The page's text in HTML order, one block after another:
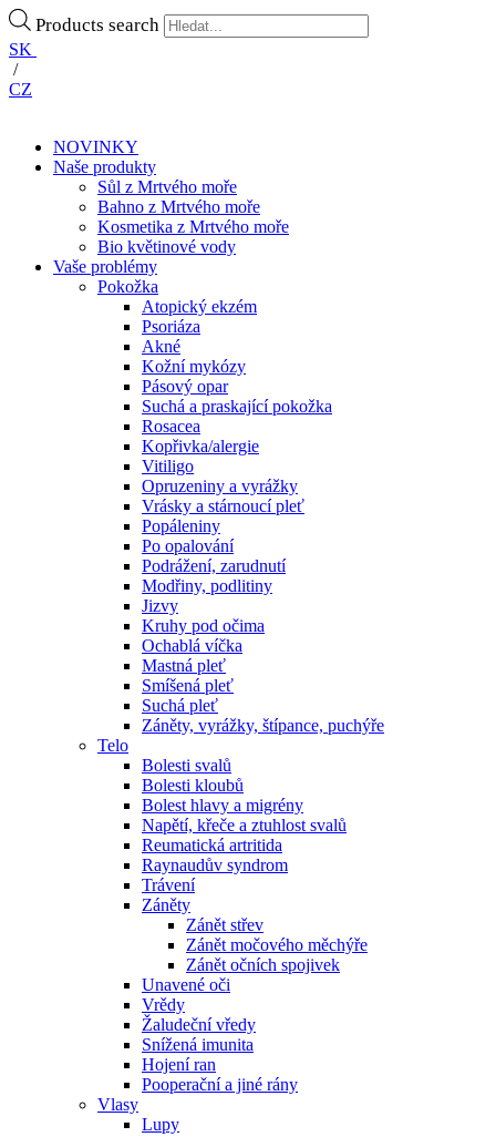
Products search
SK
/
CZ
NOVINKY
Naše produkty
Sůl z Mrtvého moře
Bahno z Mrtvého moře
Kosmetika z Mrtvého moře
Bio květinové vody
Vaše problémy
Pokožka
Atopický ekzém
Psoriáza
Akné
Kožní mykózy
Pásový opar
Suchá a praskající pokožka
Rosacea
Kopřivka/alergie
Vitiligo
Opruzeniny a vyrážky
Vrásky a stárnoucí pleť
Popáleniny
Po opalování
Podrážení, zarudnutí
Modřiny, podlitiny
Jizvy
Kruhy pod očima
Ochablá víčka
Mastná pleť
Smíšená pleť
Suchá pleť
Záněty, vyrážky, štípance, puchýře
Telo
Bolesti svalů
Bolesti kloubů
Bolest hlavy a migrény
Napětí, křeče a ztuhlost svalů
Reumatická artritida
Raynaudův syndrom
Trávení
Záněty
Zánět střev
Zánět močového měchýře
Zánět očních spojivek
Unavené oči
Vrědy
Žaludeční vředy
Snížená imunita
Hojení ran
Pooperační a jiné rány
Vlasy
Lupy